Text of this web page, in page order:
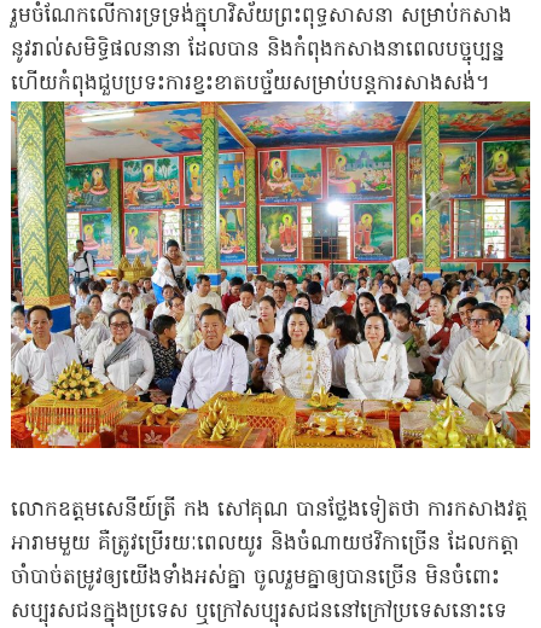
រួមចំណែកលើការទ្រទ្រង់ក្នុហវិស័យព្រះពុទ្ធសាសនា សម្រាប់កសាង
នូវរាល់សមិទ្ធិផលនានា ដែលបាន និងកំពុងកសាងនាពេលបច្ចុប្បន្ន
ហើយកំពុងជួបប្រទះការខ្វះខាតបច្ច័យសម្រាប់បន្តការសាងសង់។
លោកឧត្តមសេនីយ៍ត្រី កង សៅគុណ បានថ្លែងទៀតថា ការកសាងវត្ត
អារាមមួយ គឺត្រូវប្រើរយៈពេលយូរ និងចំណាយថវិកាច្រើន ដែលកត្តា
ចាំបាច់តម្រូវឲ្យយើងទាំងអស់គ្នា ចូលរួមគ្នាឲ្យបានច្រើន មិនចំពោះ
សប្បុរសជនក្នុងប្រទេស ឬក្រៅសប្បុរសជននៅក្រៅប្រទេសនោះទេ